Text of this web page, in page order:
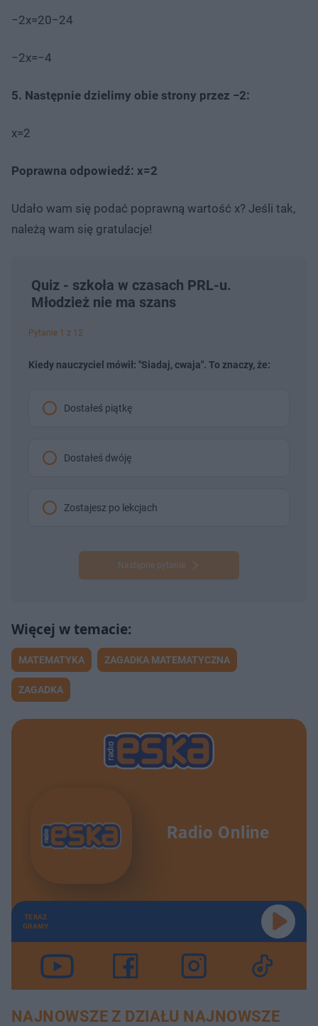
−2x=20−24
−2x=−4
5. Następnie dzielimy obie strony przez −2:
x=2
Poprawna odpowiedź: x=2
Udało wam się podać poprawną wartość x? Jeśli tak,
należą wam się gratulacje!
Quiz - szkoła w czasach PRL-u.
Młodzież nie ma szans
Pytanie 1 z 12
Kiedy nauczyciel mówił: "Siadaj, cwaja". To znaczy, że:
Dostałeś piątkę
Dostałeś dwóję
Zostajesz po lekcjach
Następne pytanie
MATEMATYKA ZAGADKA MATEMATYCZNA
ZAGADKA
Radio Online
TERAZ
GRAMY
NAJNOWSZE Z DZIAŁU NAJNOWSZE